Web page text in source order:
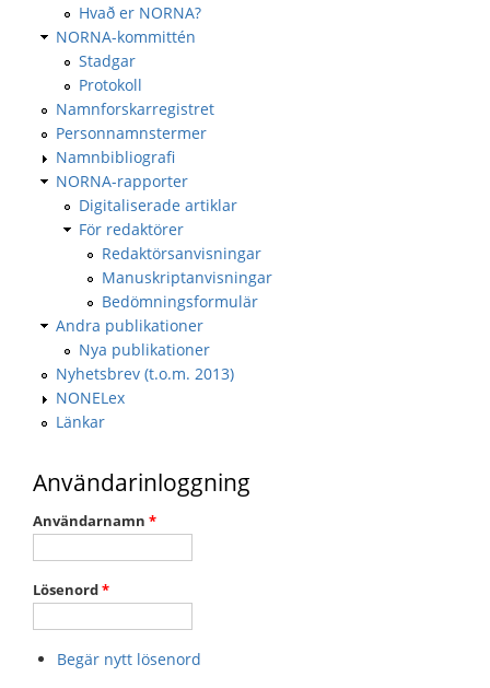
Hvað er NORNA?
NORNA-kommittén
Stadgar
Protokoll
Namnforskarregistret
Personnamnstermer
Namnbibliografi
NORNA-rapporter
Digitaliserade artiklar
För redaktörer
Redaktörsanvisningar
Manuskriptanvisningar
Bedömningsformulär
Andra publikationer
Nya publikationer
Nyhetsbrev (t.o.m. 2013)
NONELex
Länkar
Användarinloggning
Användarnamn *
Lösenord*
Begär nytt lösenord